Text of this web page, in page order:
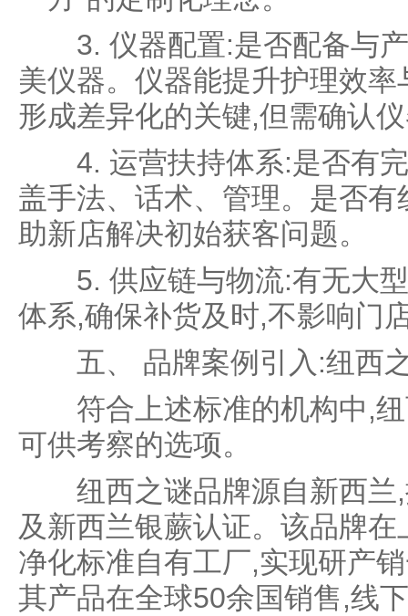
3. 仪器配置:是否配备与产
美仪器。仪器能提升护理效
形成差异化的关键,但需确认
4. 运营扶持体系:是否有完
盖手法、话术、管理。是否
助新店解决初始获客问题。
5. 供应链与物流:有无大型
体系,确保补货及时,不影响门
五、 品牌案例引入:纽西
符合上述标准的机构中,纽
可供考察的选项。
纽西之谜品牌源自新西兰,
及新西兰银蕨认证。该品牌
净化标准自有工厂,实现研产
其产品在全球50余国销售,线